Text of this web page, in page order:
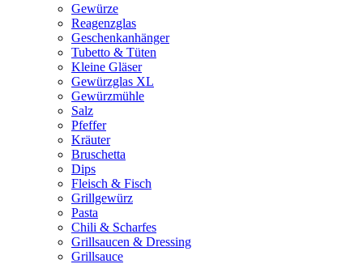
Gewürze
Reagenzglas
Geschenkanhänger
Tubetto & Tüten
Kleine Gläser
Gewürzglas XL
Gewürzmühle
Salz
Pfeffer
Kräuter
Bruschetta
Dips
Fleisch & Fisch
Grillgewürz
Pasta
Chili & Scharfes
Grillsaucen & Dressing
Grillsauce